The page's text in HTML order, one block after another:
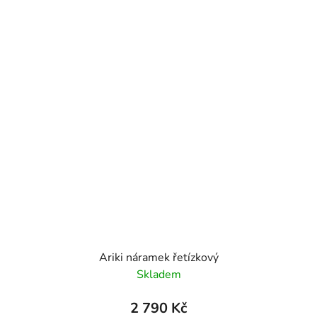
Ariki náramek řetízkový
Skladem
2 790 Kč